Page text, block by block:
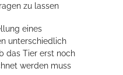
zu lassen
eines
unterschiedlich
das Tier erst noch
werden muss